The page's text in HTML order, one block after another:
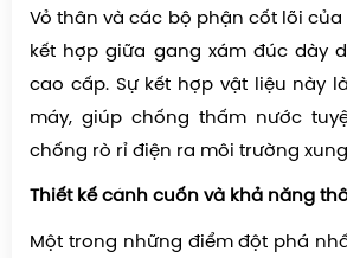
Vỏ thân và các bộ phận cốt lõi của
kết hợp giữa gang xám đúc dày
cao cấp. Sự kết hợp vật liệu này
máy, giúp chống thấm nước
chống rò rỉ điện ra môi trường
Thiết kế cánh cuốn và khả năng
Một trong những điểm đột phá